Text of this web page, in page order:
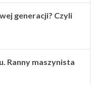
generacji? Czyli
Ranny maszynista